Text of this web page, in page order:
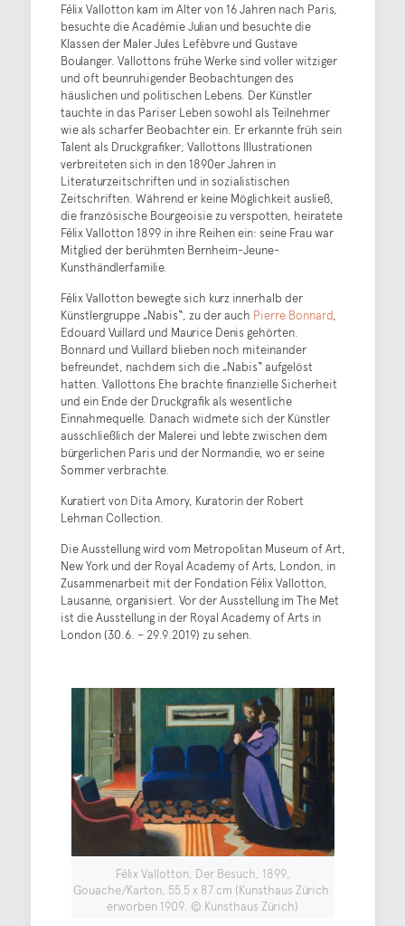
Félix Vallotton kam im Alter von 16 Jahren nach Paris,
besuchte die Académie Julian und besuchte die
Klassen der Maler Jules Lefèbvre und Gustave
Boulanger. Vallottons frühe Werke sind voller witziger
und oft beunruhigender Beobachtungen des
häuslichen und politischen Lebens. Der Künstler
tauchte in das Pariser Leben sowohl als Teilnehmer
wie als scharfer Beobachter ein. Er erkannte früh sein
Talent als Druckgrafiker; Vallottons Illustrationen
verbreiteten sich in den 1890er Jahren in
Literaturzeitschriften und in sozialistischen
Zeitschriften. Während er keine Möglichkeit ausließ,
die französische Bourgeoisie zu verspotten, heiratete
Félix Vallotton 1899 in ihre Reihen ein: seine Frau war
Mitglied der berühmten Bernheim-Jeune-
Kunsthändlerfamilie.
Félix Vallotton bewegte sich kurz innerhalb der
Künstlergruppe „Nabis“, zu der auch Pierre Bonnard,
Edouard Vuillard und Maurice Denis gehörten.
Bonnard und Vuillard blieben noch miteinander
befreundet, nachdem sich die „Nabis“ aufgelöst
hatten. Vallottons Ehe brachte finanzielle Sicherheit
und ein Ende der Druckgrafik als wesentliche
Einnahmequelle. Danach widmete sich der Künstler
ausschließlich der Malerei und lebte zwischen dem
bürgerlichen Paris und der Normandie, wo er seine
Sommer verbrachte.
Kuratiert von Dita Amory, Kuratorin der Robert
Lehman Collection.
Die Ausstellung wird vom Metropolitan Museum of Art,
New York und der Royal Academy of Arts, London, in
Zusammenarbeit mit der Fondation Félix Vallotton,
Lausanne, organisiert. Vor der Ausstellung im The Met
ist die Ausstellung in der Royal Academy of Arts in
London (30.6. – 29.9.2019) zu sehen.
Félix Vallotton, Der Besuch, 1899,
Gouache/Karton, 55.5 x 87 cm (Kunsthaus Zürich.
erworben 1909. © Kunsthaus Zürich)